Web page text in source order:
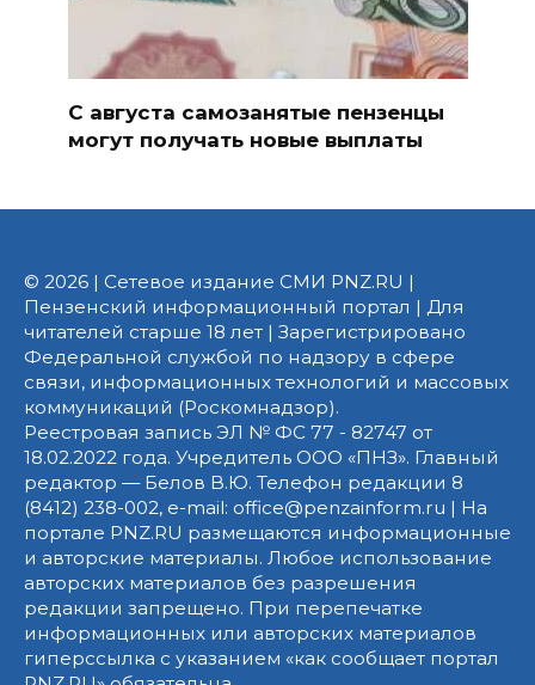
С августа самозанятые пензенцы
могут получать новые выплаты
© 2026 | Сетевое издание СМИ PNZ.RU |
Пензенский информационный портал | Для
читателей старше 18 лет | Зарегистрировано
Федеральной службой по надзору в сфере
связи, информационных технологий и массовых
коммуникаций (Роскомнадзор).
Реестровая запись ЭЛ № ФС 77 - 82747 от
18.02.2022 года. Учредитель ООО «ПНЗ». Главный
редактор — Белов В.Ю. Телефон редакции 8
(8412) 238-002, e-mail: office@penzainform.ru | На
портале PNZ.RU размещаются информационные
и авторские материалы. Любое использование
авторских материалов без разрешения
редакции запрещено. При перепечатке
информационных или авторских материалов
гиперссылка с указанием «как сообщает портал